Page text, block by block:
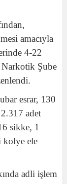
amacıyla
4-22
Şube
esrar, 130
adet
sikke, 1
kolye ele
adli işlem